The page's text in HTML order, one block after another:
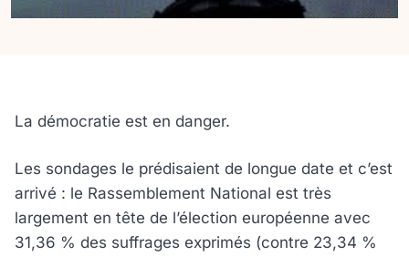
La démocratie est en danger.
Les sondages le prédisaient de longue date et c’est
arrivé : le Rassemblement National est très
largement en tête de l’élection européenne avec
31,36 % des suffrages exprimés (contre 23,34 %